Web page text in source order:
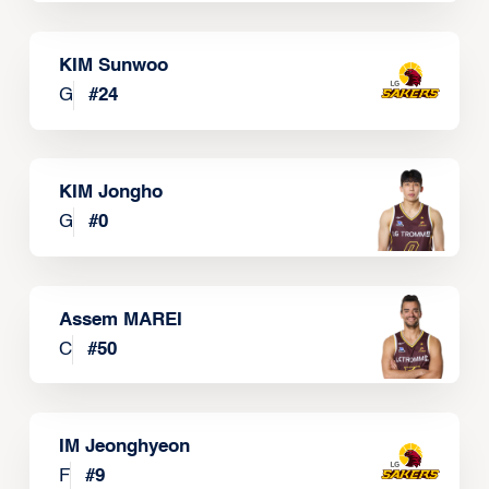
KIM Sunwoo
G
#24
KIM Jongho
G
#0
Assem MAREI
C
#50
IM Jeonghyeon
F
#9